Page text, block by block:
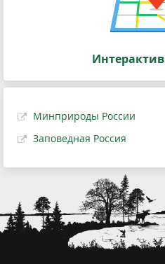
Минприроды России
Заповедная Россия